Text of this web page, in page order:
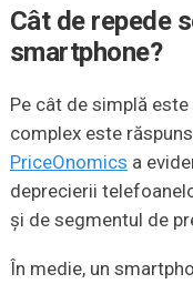
Cât de repede
smartphone?
Pe cât de simplă
complex este
PriceOnomics a
deprecierii
şi de segmentul de
În medie, un